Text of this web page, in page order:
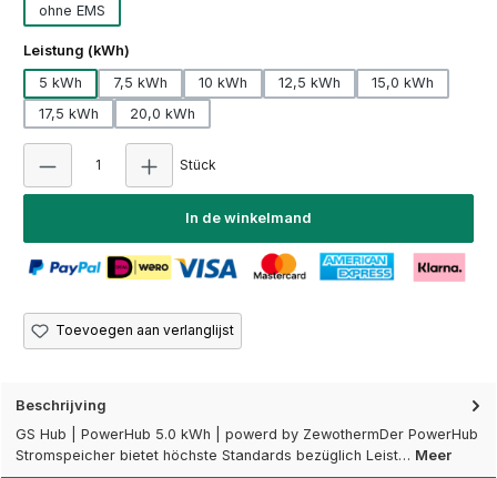
ohne EMS
Selecteer
Leistung (kWh)
5 kWh
7,5 kWh 10 kWh 12,5 kWh
15,0 kWh
17,5 kWh
20,0 kWh
Stück
In de winkelmand
Toevoegen aan verlanglijst
Beschrijving
GS Hub | PowerHub 5.0 kWh | powerd by ZewothermDer PowerHub
Stromspeicher bietet höchste Standards bezüglich Leist… Meer